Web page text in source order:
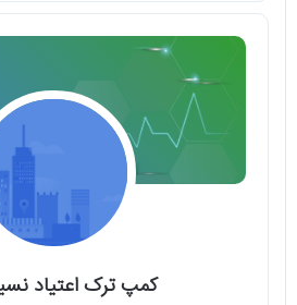
کمپ ترک اعتیاد